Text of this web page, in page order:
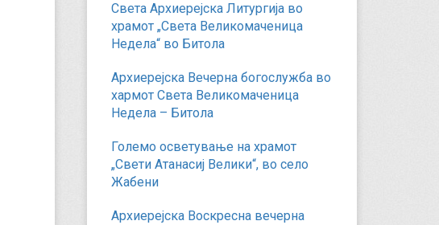
Света Архиерејска Литургија во
храмот „Света Великомаченица
Недела“ во Битола
Архиерејска Вечерна богослужба во
хармот Света Великомаченица
Недела – Битола
Големо осветување на храмот
„Свети Атанасиј Велики“, во село
Жабени
Архиерејска Воскресна вечерна